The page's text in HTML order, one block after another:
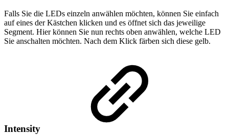
Falls Sie die LEDs einzeln anwählen möchten, können Sie einfach
auf eines der Kästchen klicken und es öffnet sich das jeweilige
Segment. Hier können Sie nun rechts oben anwählen, welche LED
Sie anschalten möchten. Nach dem Klick färben sich diese gelb.
Intensity